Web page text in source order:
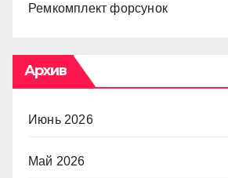
Ремкомплект форсунок
Архив
Июнь 2026
Май 2026